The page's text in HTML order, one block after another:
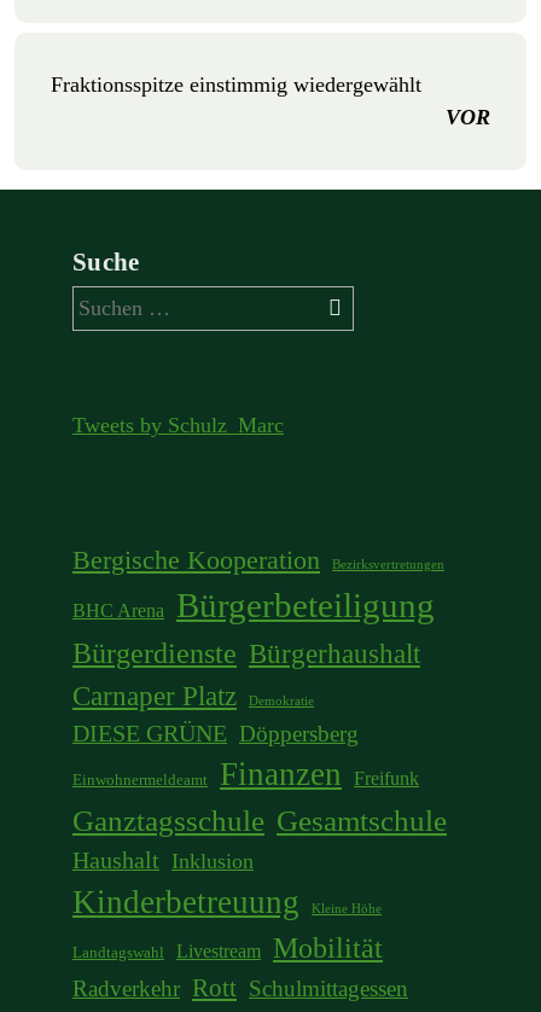
Fraktionsspitze einstimmig wiedergewählt
VOR
Suche
Suchen
nach:
Tweets by Schulz_Marc
Bergische Kooperation Bezirksvertretungen
BHC Arena Bürgerbeteiligung
Bürgerdienste Bürgerhaushalt
Carnaper Platz
Demokratie
DIESE GRÜNE Döppersberg
Einwohnermeldeamt Finanzen Freifunk
Ganztagsschule Gesamtschule
Haushalt Inklusion
Kinderbetreuung Kleine Höhe
Landtagswahl Livestream Mobilität
Radverkehr Rott Schulmittagessen